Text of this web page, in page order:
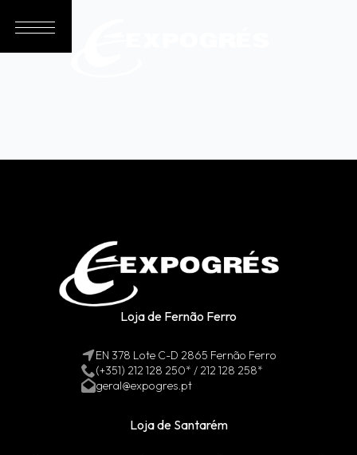
Loja de Fernão Ferro
EN 378 Lote C-D 2865 Fernão Ferro
(+351) 212 128 250* / 212 128 258*
geral@expogres.pt
Loja de Santarém